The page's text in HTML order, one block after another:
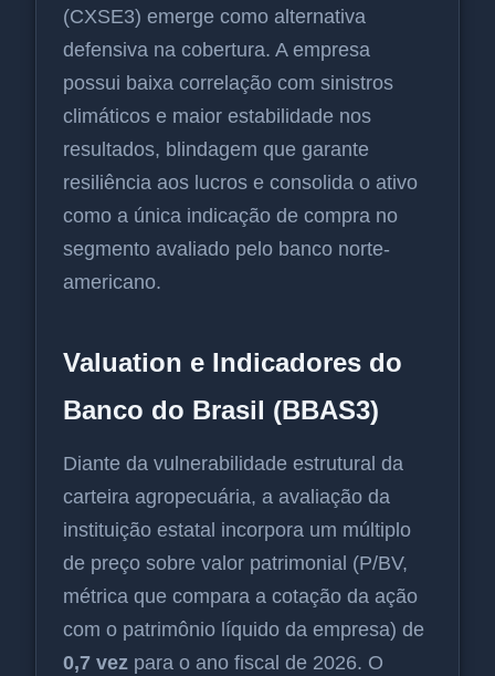
(CXSE3) emerge como alternativa
defensiva na cobertura. A empresa
possui baixa correlação com sinistros
climáticos e maior estabilidade nos
resultados, blindagem que garante
resiliência aos lucros e consolida o ativo
como a única indicação de compra no
segmento avaliado pelo banco norte-
americano.
Valuation e Indicadores do
Banco do Brasil (BBAS3)
Diante da vulnerabilidade estrutural da
carteira agropecuária, a avaliação da
instituição estatal incorpora um múltiplo
de preço sobre valor patrimonial (P/BV,
métrica que compara a cotação da ação
com o patrimônio líquido da empresa) de
0,7 vez para o ano fiscal de 2026. O